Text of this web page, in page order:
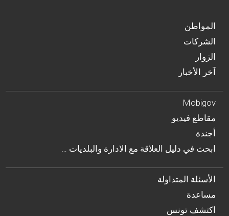
المواطن
الشركات
الزوار
آخر الأخبار
Mobigov
مقاطع فيديو
أجندة
… ابحث في دليل العلاقة مع الادارة والبلديات
الأسئلة المتداولة
مساعدة
اكتشف تونس